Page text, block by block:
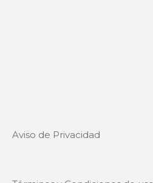
Aviso de Privacidad